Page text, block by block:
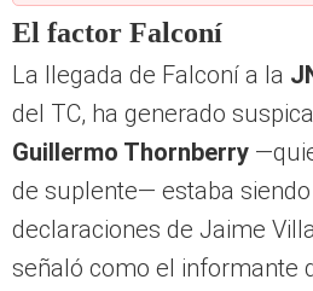
El factor Falconí
La llegada de Falconí a la
del TC, ha generado
Guillermo Thornberry
de suplente— estaba
declaraciones de Jaime
señaló como el informante